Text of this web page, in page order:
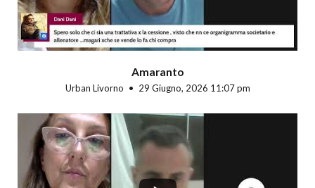
Amaranto
Urban Livorno 29 Giugno, 2026 11:07 pm